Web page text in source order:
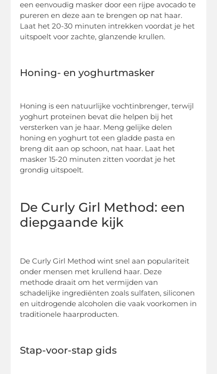
een eenvoudig masker door een rijpe avocado te
pureren en deze aan te brengen op nat haar.
Laat het 20-30 minuten intrekken voordat je het
uitspoelt voor zachte, glanzende krullen.
Honing- en yoghurtmasker
Honing is een natuurlijke vochtinbrenger, terwijl
yoghurt proteïnen bevat die helpen bij het
versterken van je haar. Meng gelijke delen
honing en yoghurt tot een gladde pasta en
breng dit aan op schoon, nat haar. Laat het
masker 15-20 minuten zitten voordat je het
grondig uitspoelt.
De Curly Girl Method: een
diepgaande kijk
De Curly Girl Method wint snel aan populariteit
onder mensen met krullend haar. Deze
methode draait om het vermijden van
schadelijke ingrediënten zoals sulfaten, siliconen
en uitdrogende alcoholen die vaak voorkomen in
traditionele haarproducten.
Stap-voor-stap gids